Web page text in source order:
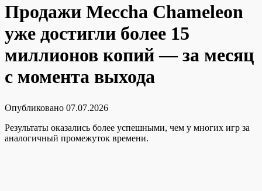
Продажи Meccha Chameleon
уже достигли более 15
миллионов копий — за месяц
с момента выхода
Опубликовано 07.07.2026
Результаты оказались более успешными, чем у многих игр за
аналогичный промежуток времени.